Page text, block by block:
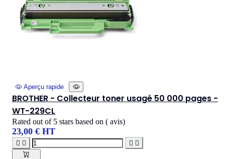
Aperçu rapide
BROTHER - Collecteur toner usagé 50 000 pages -
WT-229CL
Rated out of 5 stars based on ( avis)
23,00 € HT
   